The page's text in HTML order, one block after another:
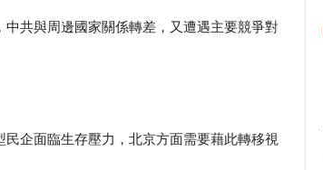
共與周邊國家關係轉差，又遭遇主要競爭對
企面臨生存壓力，北京方面需要藉此轉移視